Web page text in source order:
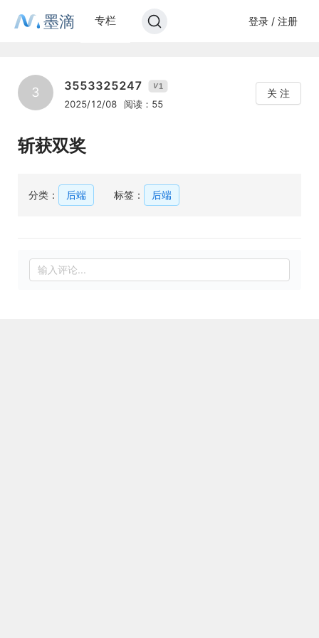
墨滴 专栏 登录 / 注册
3 3553325247 V1
2025/12/08 阅读：55
关 注
斩获双奖
分类： 后端 标签： 后端